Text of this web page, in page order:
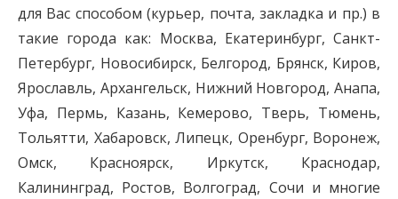
для Вас способом (курьер, почта, закладка и пр.) в
такие города как: Москва, Екатеринбург, Санкт-
Петербург, Новосибирск, Белгород, Брянск, Киров,
Ярославль, Архангельск, Нижний Новгород, Анапа,
Уфа, Пермь, Казань, Кемерово, Тверь, Тюмень,
Тольятти, Хабаровск, Липецк, Оренбург, Воронеж,
Омск, Красноярск, Иркутск, Краснодар,
Калининград, Ростов, Волгоград, Сочи и многие